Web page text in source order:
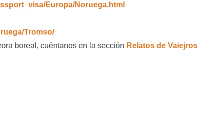
Europa/Noruega.html
Tromso/
boreal, cuéntanos en la sección Relatos de Vaiejros